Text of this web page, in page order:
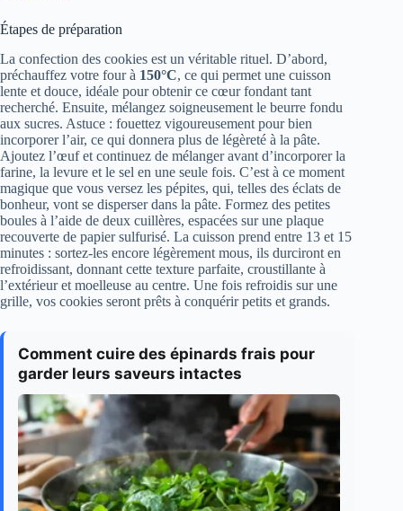
Étapes de préparation
La confection des cookies est un véritable rituel. D’abord,
préchauffez votre four à 150°C, ce qui permet une cuisson
lente et douce, idéale pour obtenir ce cœur fondant tant
recherché. Ensuite, mélangez soigneusement le beurre fondu
aux sucres. Astuce : fouettez vigoureusement pour bien
incorporer l’air, ce qui donnera plus de légèreté à la pâte.
Ajoutez l’œuf et continuez de mélanger avant d’incorporer la
farine, la levure et le sel en une seule fois. C’est à ce moment
magique que vous versez les pépites, qui, telles des éclats de
bonheur, vont se disperser dans la pâte. Formez des petites
boules à l’aide de deux cuillères, espacées sur une plaque
recouverte de papier sulfurisé. La cuisson prend entre 13 et 15
minutes : sortez-les encore légèrement mous, ils durciront en
refroidissant, donnant cette texture parfaite, croustillante à
l’extérieur et moelleuse au centre. Une fois refroidis sur une
grille, vos cookies seront prêts à conquérir petits et grands.
Comment cuire des épinards frais pour
garder leurs saveurs intactes